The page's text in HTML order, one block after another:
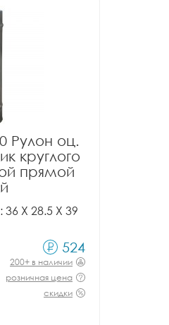
Рулон оц.
круглого
прямой
X 28.5 X 39
524
200+ в наличии
розничная цена
скидки